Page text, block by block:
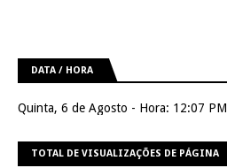
DATA / HORA
Quinta, 6 de Agosto - Hora: 12:07 PM
TOTAL DE VISUALIZAÇÕES DE PÁGINA